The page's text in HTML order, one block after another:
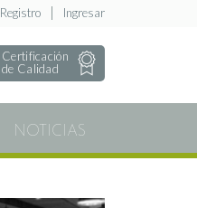
Ingresar
Registro
Certificación
de Calidad
NOTICIAS